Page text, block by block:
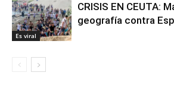
Es viral
CRISIS EN CEUTA:
geografía contra